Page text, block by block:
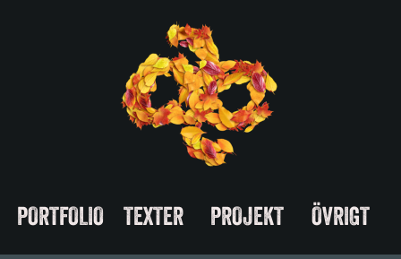
PORTFOLIO TEXTER PROJEKT ÖVRIGT